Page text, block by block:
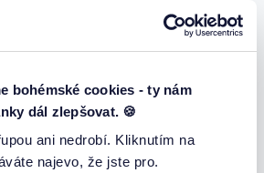
bohémské cookies - ty nám
dál zlepšovat. 🍪
ani nedrobí. Kliknutím na
najevo, že jste pro.
člověku, který koná a